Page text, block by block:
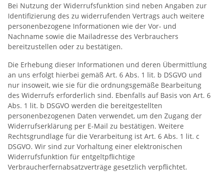
Bei Nutzung der Widerrufsfunktion sind neben Angaben zur
Identifizierung des zu widerrufenden Vertrags auch weitere
personenbezogene Informationen wie der Vor- und
Nachname sowie die Mailadresse des Verbrauchers
bereitzustellen oder zu bestätigen.
Die Erhebung dieser Informationen und deren Übermittlung
an uns erfolgt hierbei gemäß Art. 6 Abs. 1 lit. b DSGVO und
nur insoweit, wie sie für die ordnungsgemäße Bearbeitung
des Widerrufs erforderlich sind. Ebenfalls auf Basis von Art. 6
Abs. 1 lit. b DSGVO werden die bereitgestellten
personenbezogenen Daten verwendet, um den Zugang der
Widerrufserklärung per E-Mail zu bestätigen. Weitere
Rechtsgrundlage für die Verarbeitung ist Art. 6 Abs. 1 lit. c
DSGVO. Wir sind zur Vorhaltung einer elektronischen
Widerrufsfunktion für entgeltpflichtige
Verbraucherfernabsatzverträge gesetzlich verpflichtet.